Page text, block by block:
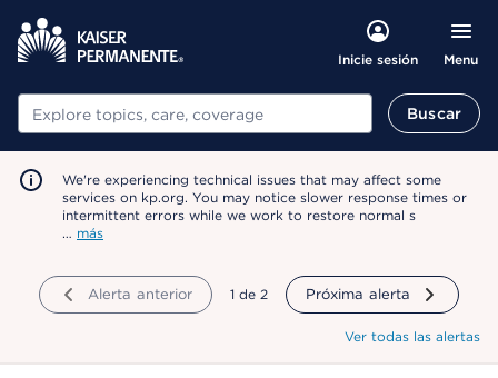
Inicie sesión Menu
Buscar Buscar
We're experiencing technical issues that may affect some
services on kp.org. You may notice slower response times or
intermittent errors while we work to restore normal s
… más
Alerta anterior mostrando
1 de 2 Próxima alerta
Ver todas las alertas